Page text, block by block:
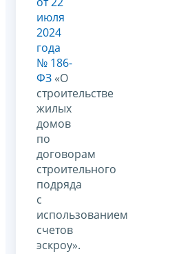
июля
2024
года
№ 186-
ФЗ «О
строительстве
жилых
домов
по
договорам
строительного
подряда
с
использованием
счетов
эскроу».